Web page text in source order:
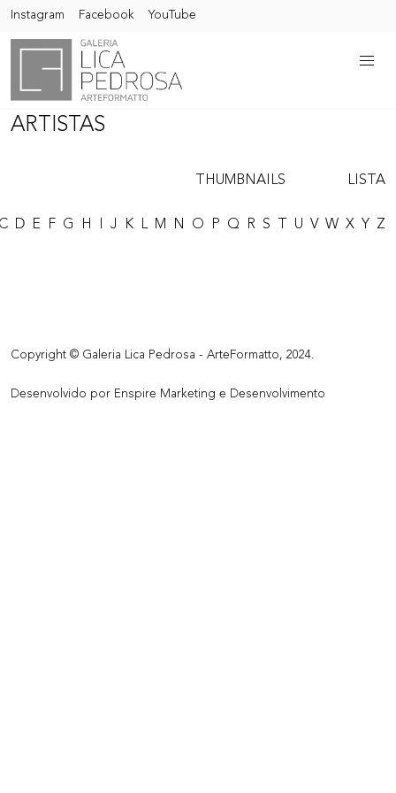
Instagram Facebook YouTube
ARTISTAS
THUMBNAILS LISTA
D E F G H J K L M N O P Q R S U V W X Y Z
Copyright © Galeria Lica Pedrosa - ArteFormatto, 2024.
Desenvolvido por Enspire Marketing e Desenvolvimento